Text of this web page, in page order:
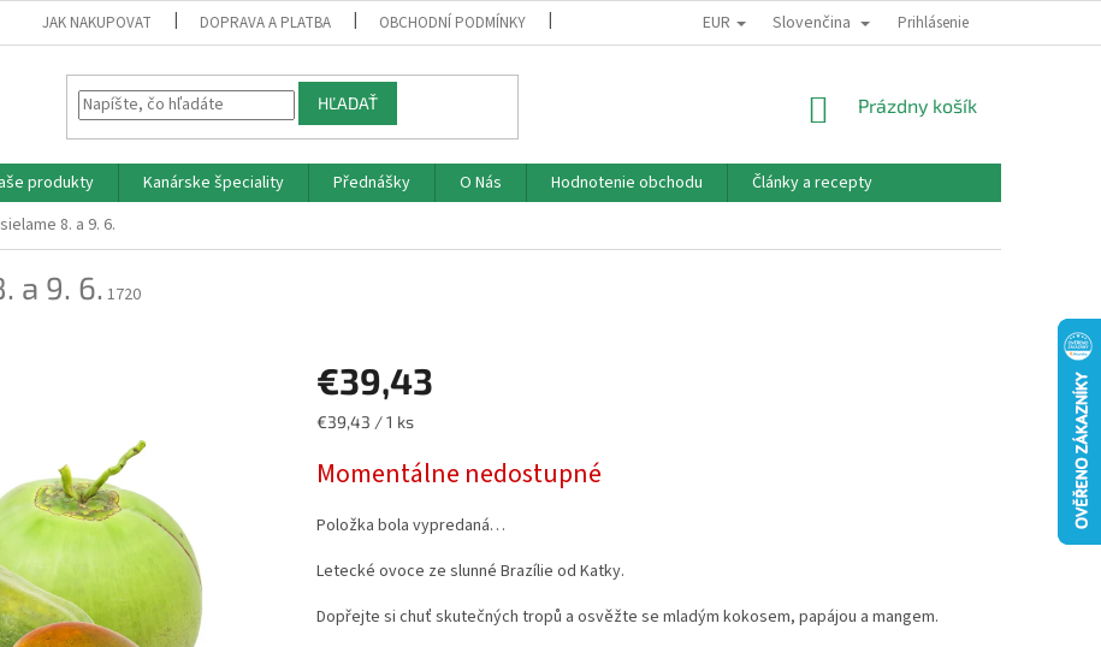
JAK NAKUPOVAT DOPRAVA A PLATBA OBCHODNÍ PODMÍNKY PODMÍNKY OCHRANY OSOBNÍCH ÚDAJŮ PREDPLATNÉ
EUR Slovenčina Prihlásenie
HĽADAŤ
NÁKUPNÝ
Prázdny košík
produkty Kanárske špeciality Přednášky O Nás Hodnotenie obchodu
Články a recepty
8. a 9. 6.
a 9. 6. 1720
€39,43
Jednotková
€39,43 / 1 ks
Momentálne nedostupné
Položka bola vypredaná…
Letecké ovoce ze slunné Brazílie od Katky.
Dopřejte si chuť skutečných tropů a osvěžte se mladým kokosem, papájou a mangem.